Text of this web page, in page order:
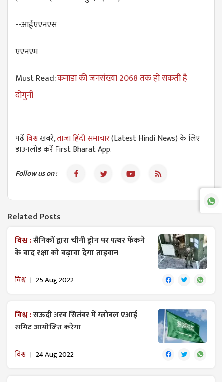
--आईएएनएस
एएनएम
Must Read:कनाडा की जनसंख्या 2068 तक हो सकती है
दोगुनी
पढेंविश्वखबरें,ताजा हिंदी समाचार(Latest Hindi News) के लिए
डाउनलोड करें First Bharat App.
Follow us on :
Related Posts
विश्व :सैनिकों द्वारा चीनी ड्रोन पर पत्थर फेंकने
के बाद रक्षा को बढ़ावा देगा ताइवान
विश्व 25 Aug 2022
विश्व :सऊदी अरब सितंबर में ग्लोबल एआई
समिट आयोजित करेगा
विश्व 24 Aug 2022